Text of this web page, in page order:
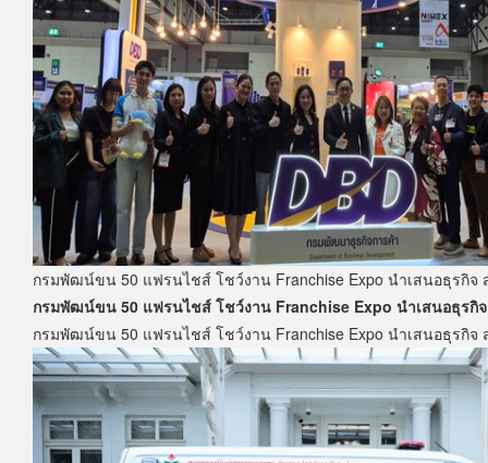
กรมพัฒน์ขน 50 แฟรนไชส์ โชว์งาน Franchise Expo นำเสนอธุรกิจ
กรมพัฒน์ขน 50 แฟรนไชส์ โชว์งาน Franchise Expo นำเสนอธุรกิ
กรมพัฒน์ขน 50 แฟรนไชส์ โชว์งาน Franchise Expo นำเสนอธุรกิ